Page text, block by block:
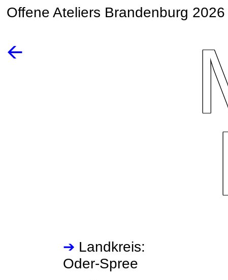
Offene Ateliers Brandenburg 2026
🡨
➔ Landkreis:
Oder-Spree